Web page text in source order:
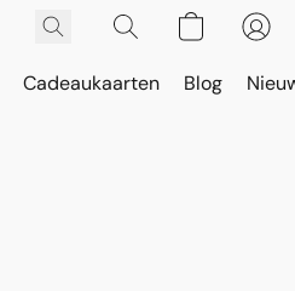
Cadeaukaarten Blog